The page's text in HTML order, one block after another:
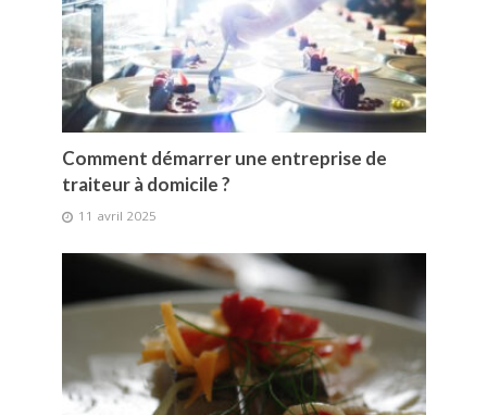
Comment démarrer une entreprise de
traiteur à domicile ?
11 avril 2025